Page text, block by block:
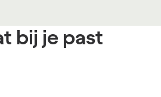
bij je past